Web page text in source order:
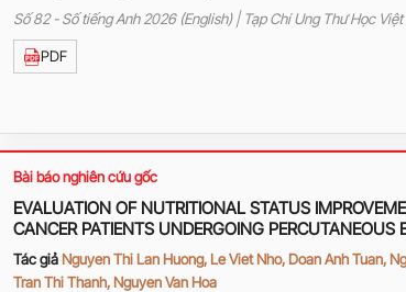
Số 82 - Số tiếng Anh 2026 (English) | Tạp Chí Ung Thư Học
PDF
Bài báo nghiên cứu gốc
EVALUATION OF NUTRITIONAL STATUS
CANCER PATIENTS UNDERGOING PERCUTANEOUS
GASTROSTOMY (PEG)
Tác giả Nguyen Thi Lan Huong, Le Viet Nho, Doan Anh Tuan,
Tran Thi Thanh, Nguyen Van Hoa